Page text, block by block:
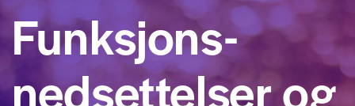
Funksjons­
nedsettelser og